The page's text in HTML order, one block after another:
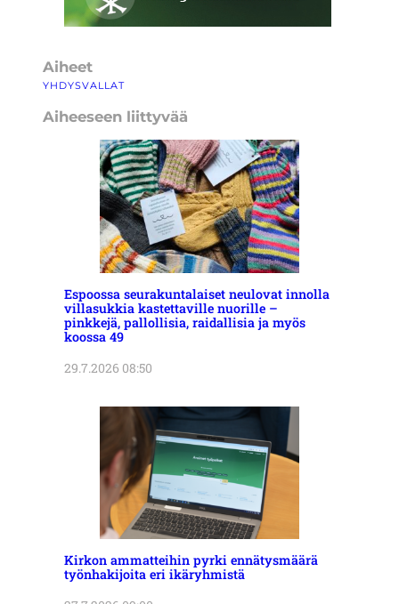
Aiheet
YHDYSVALLAT
Aiheeseen liittyvää
Espoossa seurakuntalaiset neulovat innolla
villasukkia kastettaville nuorille –
pinkkejä, pallollisia, raidallisia ja myös
koossa 49
29.7.2026 08:50
Kirkon ammatteihin pyrki ennätysmäärä
työnhakijoita eri ikäryhmistä